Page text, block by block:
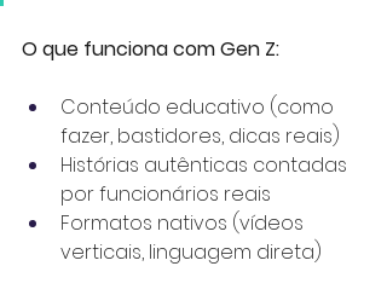
O que funciona com Gen Z:
Conteúdo educativo (como
fazer, bastidores, dicas reais)
Histórias autênticas contadas
por funcionários reais
Formatos nativos (vídeos
verticais, linguagem direta)